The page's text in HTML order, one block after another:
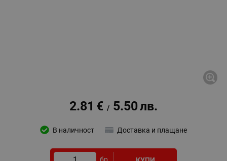
2.81 € / 5.50лв.
В наличност Доставка и плащане